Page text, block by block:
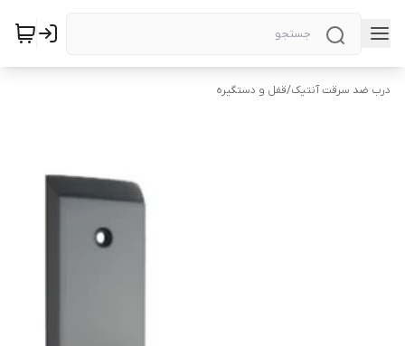
درب ضد سرقت آنتیک/قفل و دستگیره